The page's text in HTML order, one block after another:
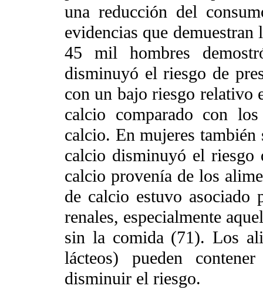
una reducción del
evidencias que
45 mil hombres
disminuyó el riesgo de
con un bajo riesgo relativo
calcio comparado con
calcio. En mujeres
calcio disminuyó el riesgo
calcio provenía de los
de calcio estuvo asociado
renales, especialmente
sin la comida (71). Los
lácteos) pueden
disminuir el riesgo.